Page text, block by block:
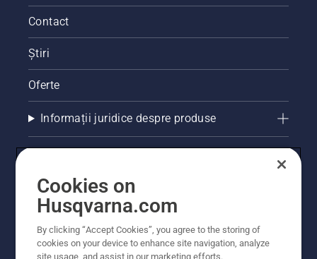
Contact
Știri
Oferte
Informații juridice despre produse
Cookies on
Husqvarna.com
By clicking “Accept Cookies”, you agree to the storing of
cookies on your device to enhance site navigation, analyze
site usage, and assist in our marketing efforts.